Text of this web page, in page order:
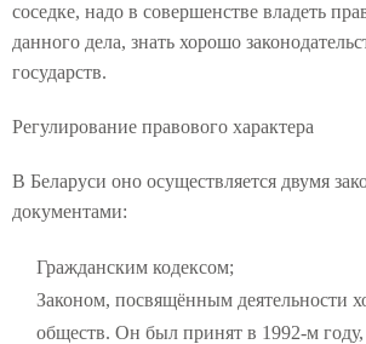
соседке, надо в совершенстве владеть
данного дела, знать хорошо
государств.
Регулирование правового характера
В Беларуси оно осуществляется двумя
документами:
Гражданским кодексом;
Законом, посвящённым деятельности
обществ. Он был принят в 1992-м году,